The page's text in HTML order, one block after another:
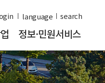
search
정보·민원서비스